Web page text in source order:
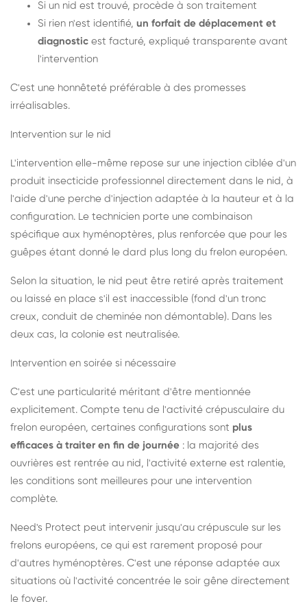
Si un nid est trouvé, procède à son traitement
Si rien n'est identifié, un forfait de déplacement et
diagnostic est facturé, expliqué transparente avant
l'intervention
C'est une honnêteté préférable à des promesses
irréalisables.
Intervention sur le nid
L'intervention elle-même repose sur une injection ciblée d'un
produit insecticide professionnel directement dans le nid, à
l'aide d'une perche d'injection adaptée à la hauteur et à la
configuration. Le technicien porte une combinaison
spécifique aux hyménoptères, plus renforcée que pour les
guêpes étant donné le dard plus long du frelon européen.
Selon la situation, le nid peut être retiré après traitement
ou laissé en place s'il est inaccessible (fond d'un tronc
creux, conduit de cheminée non démontable). Dans les
deux cas, la colonie est neutralisée.
Intervention en soirée si nécessaire
C'est une particularité méritant d'être mentionnée
explicitement. Compte tenu de l'activité crépusculaire du
frelon européen, certaines configurations sont plus
efficaces à traiter en fin de journée : la majorité des
ouvrières est rentrée au nid, l'activité externe est ralentie,
les conditions sont meilleures pour une intervention
complète.
Need's Protect peut intervenir jusqu'au crépuscule sur les
frelons européens, ce qui est rarement proposé pour
d'autres hyménoptères. C'est une réponse adaptée aux
situations où l'activité concentrée le soir gêne directement
le foyer.